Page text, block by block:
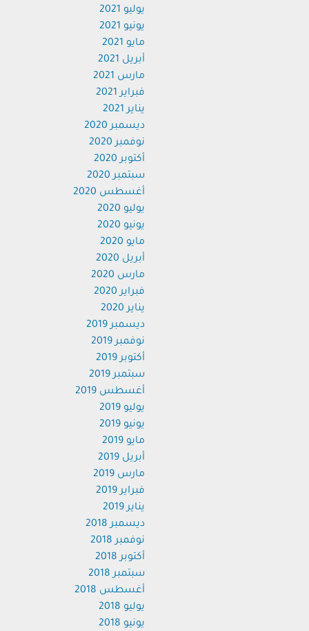
يوليو 2021
يونيو 2021
مايو 2021
أبريل 2021
مارس 2021
فبراير 2021
يناير 2021
ديسمبر 2020
نوفمبر 2020
أكتوبر 2020
سبتمبر 2020
أغسطس 2020
يوليو 2020
يونيو 2020
مايو 2020
أبريل 2020
مارس 2020
فبراير 2020
يناير 2020
ديسمبر 2019
نوفمبر 2019
أكتوبر 2019
سبتمبر 2019
أغسطس 2019
يوليو 2019
يونيو 2019
مايو 2019
أبريل 2019
مارس 2019
فبراير 2019
يناير 2019
ديسمبر 2018
نوفمبر 2018
أكتوبر 2018
سبتمبر 2018
أغسطس 2018
يوليو 2018
يونيو 2018